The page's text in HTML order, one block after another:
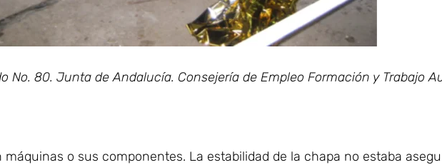
No. 80. Junta de Andalucía. Consejería de Empleo Formación y Trabajo
o sus componentes. La estabilidad de la chapa no estaba